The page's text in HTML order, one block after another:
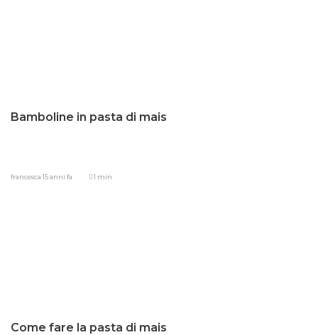
Bamboline in pasta di mais
francesca15 anni fa 1 min
Come fare la pasta di mais